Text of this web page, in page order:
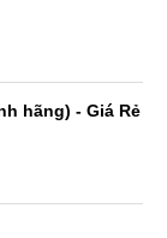
hãng) - Giá Rẻ